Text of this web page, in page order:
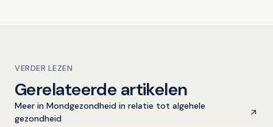
VERDER LEZEN
Gerelateerde artikelen
Meer in Mondgezondheid in relatie tot algehele
gezondheid